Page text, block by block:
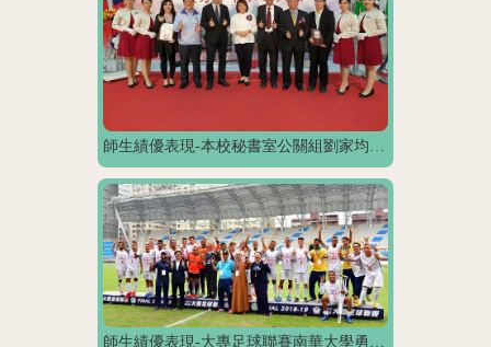
師生績優表現-本校秘書室公關組劉家均組長榮獲「嘉義地區社會優秀青年」
師生績優表現-大專足球聯賽南華大學勇奪季軍再創隊史新紀錄